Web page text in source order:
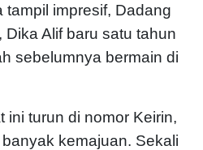
impresif, Dadang
Alif baru satu tahun
sebelumnya bermain di
ini turun di nomor Keirin,
kemajuan. Sekali